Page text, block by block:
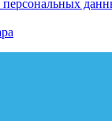
персональных